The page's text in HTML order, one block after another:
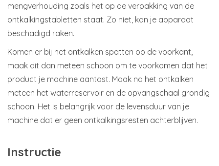
mengverhouding zoals het op de verpakking van de
ontkalkingstabletten staat. Zo niet, kan je apparaat
beschadigd raken.
Komen er bij het ontkalken spatten op de voorkant,
maak dit dan meteen schoon om te voorkomen dat het
product je machine aantast. Maak na het ontkalken
meteen het waterreservoir en de opvangschaal grondig
schoon. Het is belangrijk voor de levensduur van je
machine dat er geen ontkalkingsresten achterblijven.
Instructie